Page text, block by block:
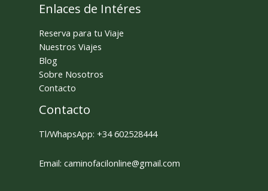
Enlaces de Intéres
Reserva para tu Viaje
Nuestros Viajes
Blog
Sobre Nosotros
Contacto
Contacto
Tl/WhapsApp: +34 602528444
Email: caminofacilonline@gmail.com